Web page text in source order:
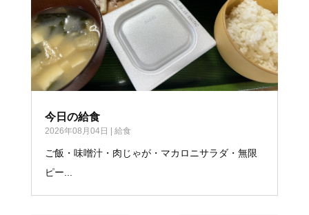
今日の給食
2026年08月04日 給食
ご飯・味噌汁・肉じゃが・マカロニサラダ・無限
ピー...